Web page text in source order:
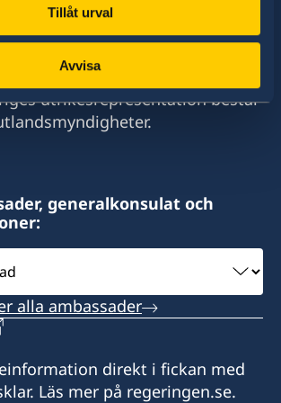
Tillåt urval
Avvisa
De Ven
förbindelser med i
har Sverige ambassader och
utrikesrepresentation består
generalkonsulat och
alla ambassader
direkt i fickan med
Läs mer på regeringen.se.